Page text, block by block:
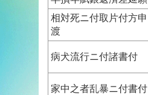
相対死ニ付取片付方申
渡
病犬流行ニ付諸書付
家中之者乱暴ニ付書付